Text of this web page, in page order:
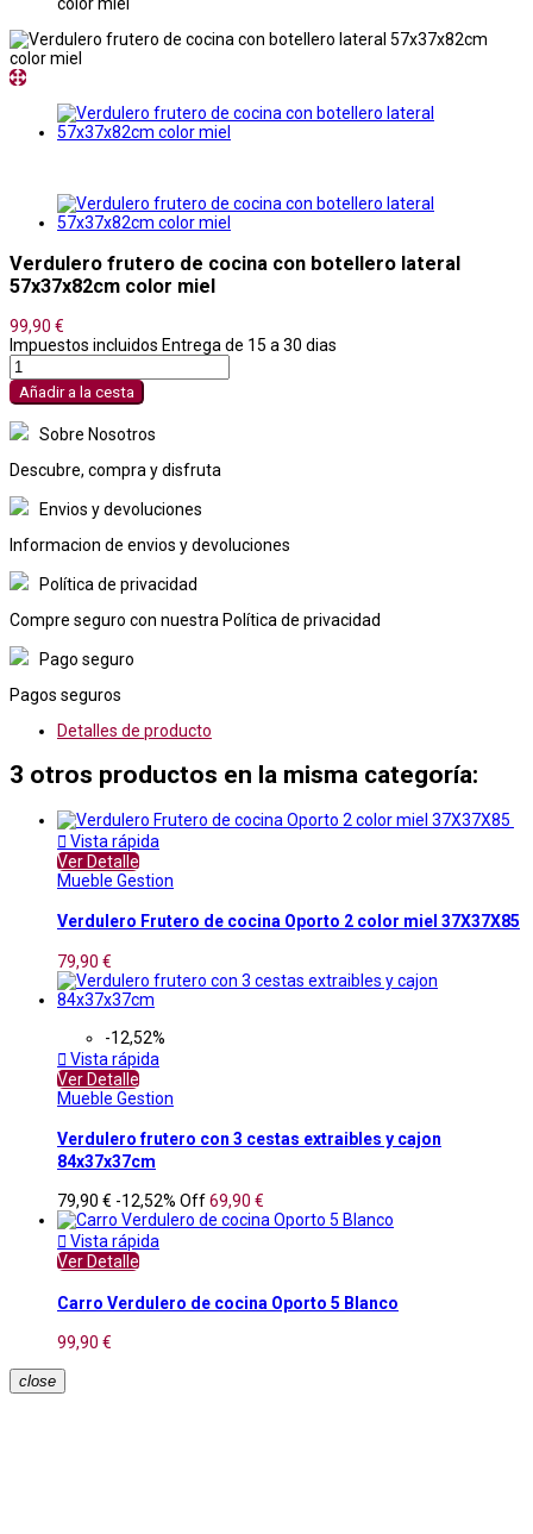
color miel
Verdulero frutero de cocina con botellero lateral
57x37x82cm color miel
99,90 €
Impuestos incluidos Entrega de 15 a 30 dias
Añadir a la cesta
Sobre Nosotros
Descubre, compra y disfruta
Envios y devoluciones
Informacion de envios y devoluciones
Política de privacidad
Compre seguro con nuestra Política de privacidad
Pago seguro
Pagos seguros
Detalles de producto
3 otros productos en la misma categoría:
 Vista rápida
Ver Detalle
Mueble Gestion
Verdulero Frutero de cocina Oporto 2 color miel 37X37X85
79,90 €
-12,52%
 Vista rápida
Ver Detalle
Mueble Gestion
Verdulero frutero con 3 cestas extraibles y cajon
84x37x37cm
79,90 € -12,52% Off69,90 €
 Vista rápida
Ver Detalle
Carro Verdulero de cocina Oporto 5 Blanco
99,90 €
close